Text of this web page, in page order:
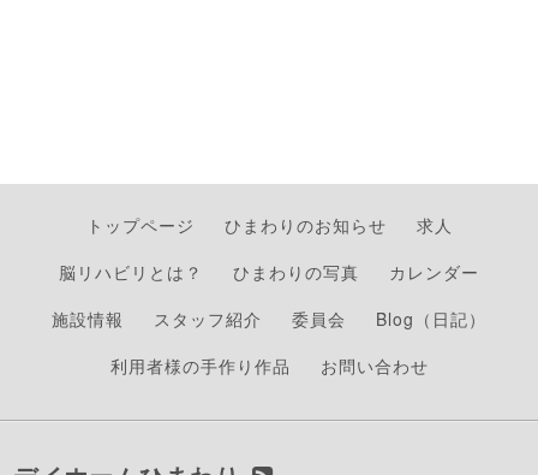
トップページ ひまわりのお知らせ
求人
脳リハビリとは？
ひまわりの写真
カレンダー
施設情報
スタッフ紹介 委員会
Blog（日記）
利用者様の手作り作品
お問い合わせ